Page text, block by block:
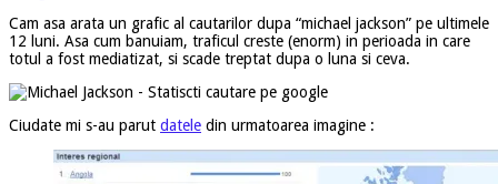
Cam asa arata un grafic al cautarilor dupa “michael jackson” pe ultimele
12 luni. Asa cum banuiam, traficul creste (enorm) in perioada in care
totul a fost mediatizat, si scade treptat dupa o luna si ceva.
Ciudate mi s-au parut datele din urmatoarea imagine :